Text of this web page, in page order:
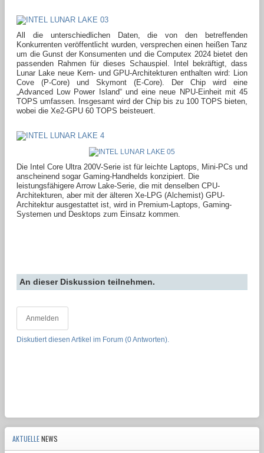
All die unterschiedlichen Daten, die von den betreffenden
Konkurrenten veröffentlicht wurden, versprechen einen heißen Tanz
um die Gunst der Konsumenten und die Computex 2024 bietet den
passenden Rahmen für dieses Schauspiel. Intel bekräftigt, dass
Lunar Lake neue Kern- und GPU-Architekturen enthalten wird: Lion
Cove (P-Core) und Skymont (E-Core). Der Chip wird eine
„Advanced Low Power Island“ und eine neue NPU-Einheit mit 45
TOPS umfassen. Insgesamt wird der Chip bis zu 100 TOPS bieten,
wobei die Xe2-GPU 60 TOPS beisteuert.
Die Intel Core Ultra 200V-Serie ist für leichte Laptops, Mini-PCs und
anscheinend sogar Gaming-Handhelds konzipiert. Die
leistungsfähigere Arrow Lake-Serie, die mit denselben CPU-
Architekturen, aber mit der älteren Xe-LPG (Alchemist) GPU-
Architektur ausgestattet ist, wird in Premium-Laptops, Gaming-
Systemen und Desktops zum Einsatz kommen.
An dieser Diskussion teilnehmen.
Anmelden
Diskutiert diesen Artikel im Forum (0 Antworten).
AKTUELLENEWS